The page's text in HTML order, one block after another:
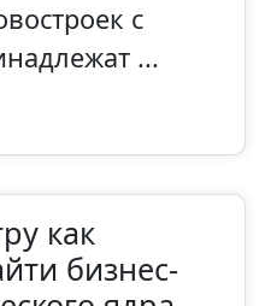
с
...
как
бизнес-